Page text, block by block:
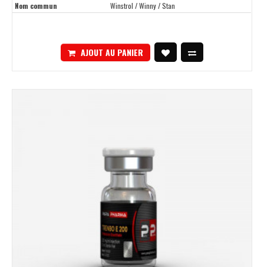
Nom commun
Winstrol / Winny / Stan
AJOUT AU PANIER